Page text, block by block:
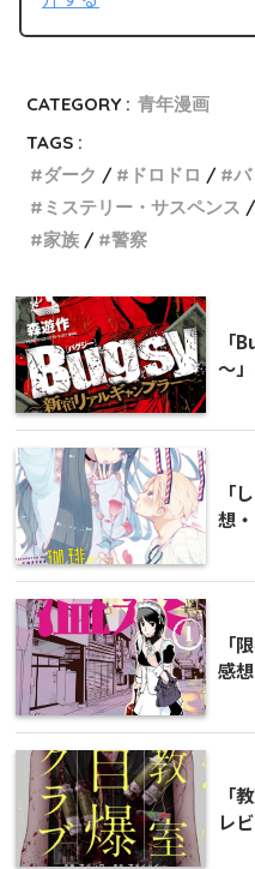
CATEGORY : 青年漫画
TAGS :
ダーク
ドロドロ
ミステリー・サスペンス
家族
警察
「
～
「
想
「
感
「
レ